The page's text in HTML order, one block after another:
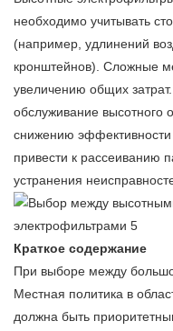
необходимо учитывать
(например, удлинений
кронштейнов). Сложные
увеличению общих
обслуживание высотного
снижению эффективности
привести к рассеиванию
устранения
Краткое содержание
При выборе между
Местная политика в
должна быть